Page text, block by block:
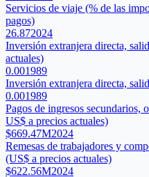
Servicios de viaje (% de las
pagos)
26.872024
Inversión extranjera directa,
actuales)
0.001989
Inversión extranjera directa,
0.001989
Pagos de ingresos secundarios,
US$ a precios actuales)
$669.47M2024
Remesas de trabajadores y
(US$ a precios actuales)
$622.56M2024